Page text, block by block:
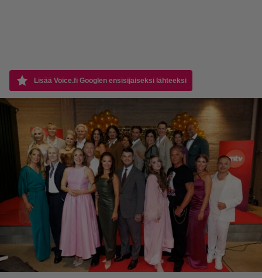
Lisää Voice.fi Googlen ensisijaiseksi lähteeksi